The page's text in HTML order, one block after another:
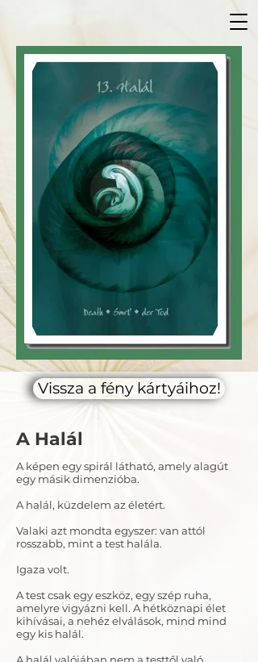
Vissza a fény kártyáihoz!
A Halál
A képen egy spirál látható, amely alagút
egy másik dimenzióba.
A halál, küzdelem az életért.
Valaki azt mondta egyszer: van attól
rosszabb, mint a test halála.
Igaza volt.
A test csak egy eszköz, egy szép ruha,
amelyre vigyázni kell. A hétköznapi élet
kihívásai, a nehéz elválások, mind mind
egy kis halál.